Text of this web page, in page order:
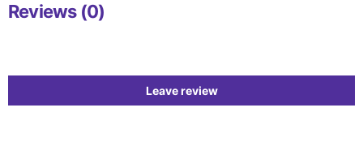
Reviews (0)
Leave review